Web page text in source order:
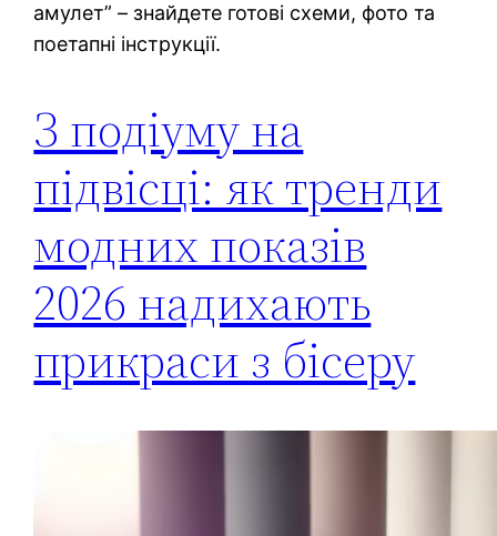
амулет” – знайдете готові схеми, фото та
поетапні інструкції.
З подіуму на
підвісці: як тренди
модних показів
2026 надихають
прикраси з бісеру